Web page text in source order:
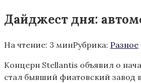
Дайджест дня:
На чтение: 3 минРубрика: Разное
Концерн Stellantis объявил о
стал бывший фиатовский завод